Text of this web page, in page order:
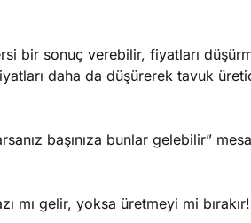
bir sonuç verebilir, fiyatları
daha da düşürerek tavuk
başınıza bunlar gelebilir”
mı gelir, yoksa üretmeyi mi bırakır!